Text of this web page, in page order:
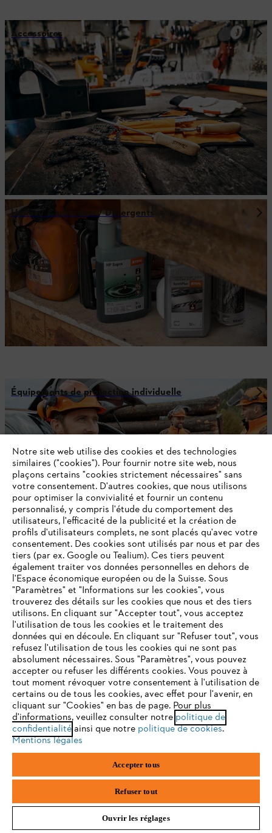
Accessoires
Huiles / Carburants / Détergents
Équipements de protection individuelle
NE RATEZ PLUS RIEN GRÂCE À LA
NEWSLETTER STIHL!
E-mail
S'inscrire
#STIHL
L'Entreprise
Questions fréquentes
VOTRE NAVIGATEUR INTERNET
N'EST PLUS PRIS EN CHARGE
Vous utilisez un navigateur Internet que nous ne prenons plus
en charge, et certaines fonctionnalités de notre site ne
peuvent fonctionner correctement. Pour une utilisation
optimale de notre site, nous vous recommandons de passer à
l'un des navigateurs suivants :
firefox chrome
Notre site web utilise des cookies et des technologies
similaires ("cookies"). Pour fournir notre site web, nous
plaçons certains "cookies strictement nécessaires" sans
votre consentement. D'autres cookies, que nous utilisons
pour optimiser la convivialité et fournir un contenu
personnalisé, y compris l'étude du comportement des
utilisateurs, l'efficacité de la publicité et la création de
profils d'utilisateurs complets, ne sont placés qu'avec votre
consentement. Des cookies sont utilisés par nous et par des
tiers (par ex. Google ou Tealium). Ces tiers peuvent
également traiter vos données personnelles en dehors de
l'Espace économique européen ou de la Suisse. Sous
"Paramètres" et "Informations sur les cookies", vous
trouverez des détails sur les cookies que nous et des tiers
utilisons. En cliquant sur "Accepter tout", vous acceptez
l'utilisation de tous les cookies et le traitement des
données qui en découle. En cliquant sur "Refuser tout", vous
refusez l'utilisation de tous les cookies qui ne sont pas
absolument nécessaires. Sous "Paramètres", vous pouvez
accepter ou refuser les différents cookies. Vous pouvez à
tout moment révoquer votre consentement à l'utilisation de
certains ou de tous les cookies, avec effet pour l'avenir, en
cliquant sur "Cookies" en bas de page. Pour plus
d'informations, veuillez consulter notre politique de
confidentialitéainsi que notre politique de cookies.
Mentions légales
Accepter tous
Refuser tout
Ouvrir les réglages